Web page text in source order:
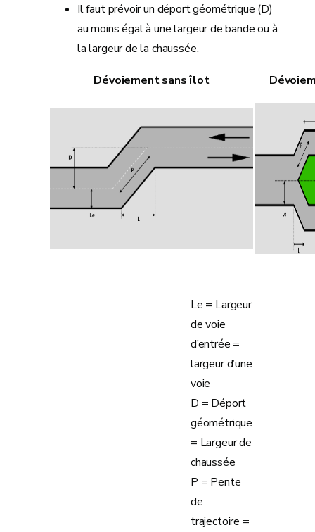
Il faut prévoir un déport géométrique (D)
au moins égal à une largeur de bande ou à
la largeur de la chaussée.
Dévoiement sans îlot
Le = Largeur
de voie
d’entrée =
largeur d’une
voie
D = Déport
géométrique
= Largeur de
chaussée
P = Pente
de
trajectoire =